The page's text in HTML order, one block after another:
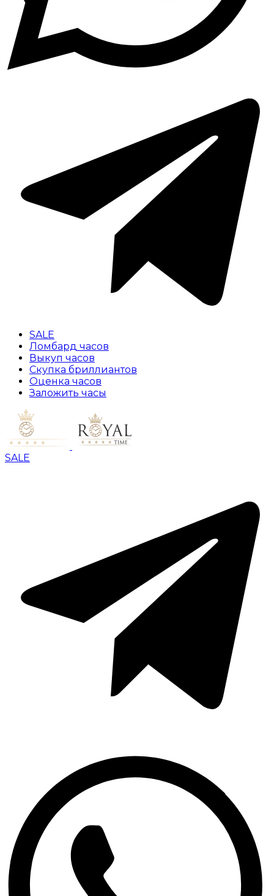
SALE
Ломбард часов
Выкуп часов
Скупка бриллиантов
Оценка часов
Заложить часы
SALE